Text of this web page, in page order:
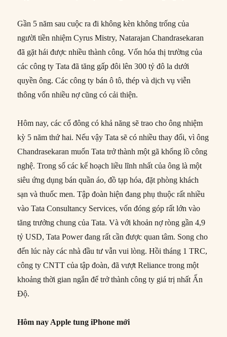
Gần 5 năm sau cuộc ra đi không kèn không trống của
người tiền nhiệm Cyrus Mistry, Natarajan Chandrasekaran
đã gặt hái được nhiều thành công. Vốn hóa thị trường của
các công ty Tata đã tăng gấp đôi lên 300 tỷ đô la dưới
quyền ông. Các công ty bán ô tô, thép và dịch vụ viễn
thông vốn nhiều nợ cũng có cải thiện.
Hôm nay, các cổ đông có khả năng sẽ trao cho ông nhiệm
kỳ 5 năm thứ hai. Nếu vậy Tata sẽ có nhiều thay đổi, vì ông
Chandrasekaran muốn Tata trở thành một gã khổng lồ công
nghệ. Trong số các kế hoạch liều lĩnh nhất của ông là một
siêu ứng dụng bán quần áo, đồ tạp hóa, đặt phòng khách
sạn và thuốc men. Tập đoàn hiện đang phụ thuộc rất nhiều
vào Tata Consultancy Services, vốn đóng góp rất lớn vào
tăng trưởng chung của Tata. Và với khoản nợ ròng gần 4,9
tỷ USD, Tata Power đang rất cần được quan tâm. Song cho
đến lúc này các nhà đầu tư vẫn vui lòng. Hồi tháng 1 TRC,
công ty CNTT của tập đoàn, đã vượt Reliance trong một
khoảng thời gian ngắn để trở thành công ty giá trị nhất Ấn
Độ.
Hôm nay Apple tung iPhone mới